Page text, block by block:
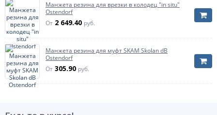
Манжета резина для врезки в колодец "in situ"
Ostendorf
От 2 649.40 руб.
Манжета резина для муфт SKAM Skolan dB
Ostendorf
От 305.90 руб.